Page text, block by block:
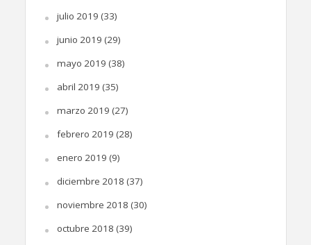
julio 2019 (33)
junio 2019 (29)
mayo 2019 (38)
abril 2019 (35)
marzo 2019 (27)
febrero 2019 (28)
enero 2019 (9)
diciembre 2018 (37)
noviembre 2018 (30)
octubre 2018 (39)